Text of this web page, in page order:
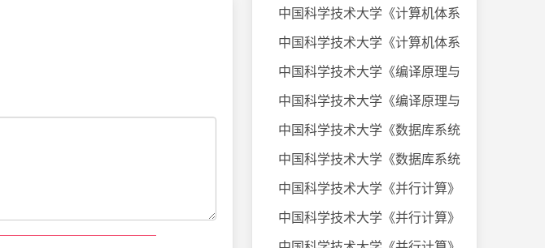
中国科学技术大学《计算机体系结构
中国科学技术大学《计算机体系结构
中国科学技术大学《编译原理与技术
中国科学技术大学《编译原理与技术
中国科学技术大学《数据库系统及应
中国科学技术大学《数据库系统及应
中国科学技术大学《并行计算》考试
中国科学技术大学《并行计算》考试